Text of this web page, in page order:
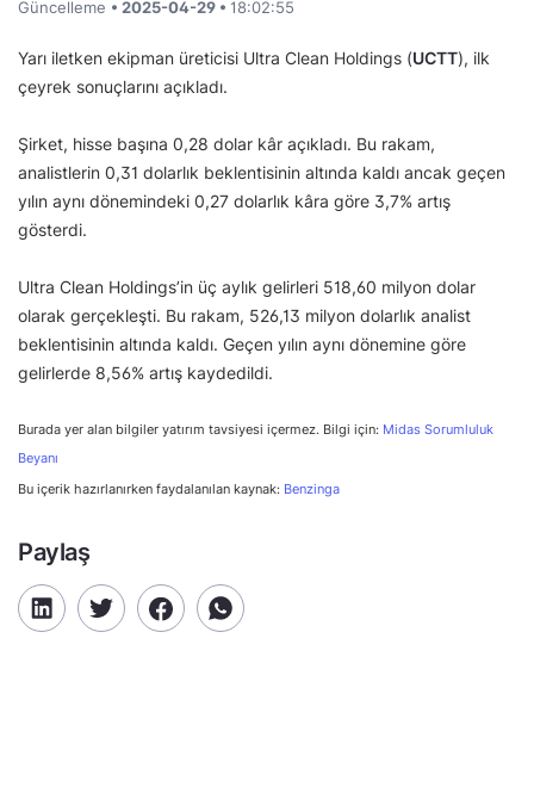
Güncelleme • 2025-04-29 • 18:02:55
Yarı iletken ekipman üreticisi Ultra Clean Holdings (UCTT), ilk
çeyrek sonuçlarını açıkladı.
Şirket, hisse başına 0,28 dolar kâr açıkladı. Bu rakam,
analistlerin 0,31 dolarlık beklentisinin altında kaldı ancak geçen
yılın aynı dönemindeki 0,27 dolarlık kâra göre 3,7% artış
gösterdi.
Ultra Clean Holdings’in üç aylık gelirleri 518,60 milyon dolar
olarak gerçekleşti. Bu rakam, 526,13 milyon dolarlık analist
beklentisinin altında kaldı. Geçen yılın aynı dönemine göre
gelirlerde 8,56% artış kaydedildi.
Burada yer alan bilgiler yatırım tavsiyesi içermez. Bilgi için: Midas Sorumluluk
Beyanı
Bu içerik hazırlanırken faydalanılan kaynak: Benzinga
Paylaş